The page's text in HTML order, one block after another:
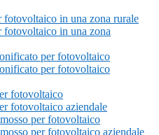
fotovoltaico in una zona rurale
fotovoltaico in una zona
per fotovoltaico
per fotovoltaico
fotovoltaico
fotovoltaico aziendale
per fotovoltaico
per fotovoltaico aziendale